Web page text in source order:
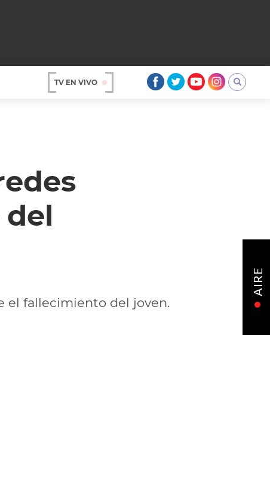
TV EN VIVO
el fallecimiento del joven.
AIRE